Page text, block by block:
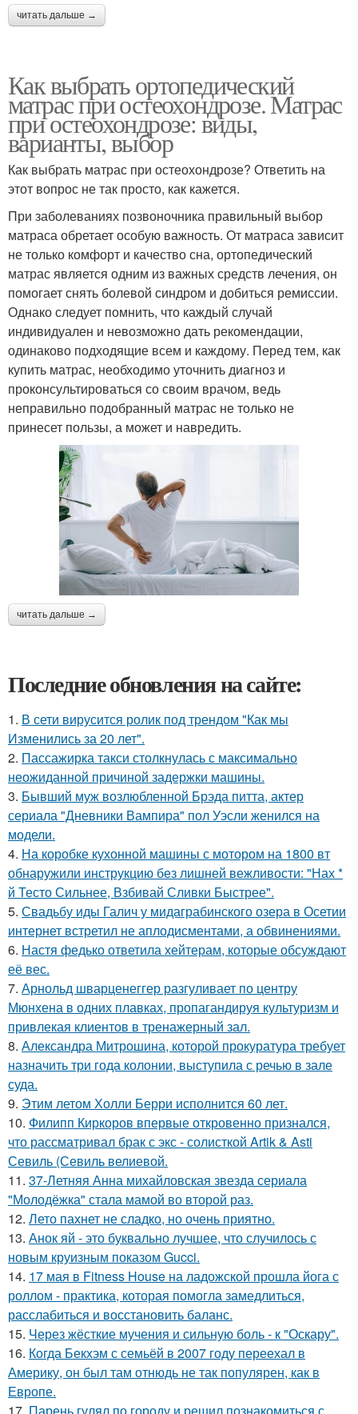
читать дальше →
Как выбрать ортопедический
матрас при остеохондрозе. Матрас
при остеохондрозе: виды,
варианты, выбор
Как выбрать матрас при остеохондрозе? Ответить на
этот вопрос не так просто, как кажется.
При заболеваниях позвоночника правильный выбор
матраса обретает особую важность. От матраса зависит
не только комфорт и качество сна, ортопедический
матрас является одним из важных средств лечения, он
помогает снять болевой синдром и добиться ремиссии.
Однако следует помнить, что каждый случай
индивидуален и невозможно дать рекомендации,
одинаково подходящие всем и каждому. Перед тем, как
купить матрас, необходимо уточнить диагноз и
проконсультироваться со своим врачом, ведь
неправильно подобранный матрас не только не
принесет пользы, а может и навредить.
читать дальше →
Последние обновления на сайте:
1. В сети вирусится ролик под трендом "Как мы
Изменились за 20 лет".
2. Пассажирка такси столкнулась с максимально
неожиданной причиной задержки машины.
3. Бывший муж возлюбленной Брэда питта, актер
сериала "Дневники Вампира" пол Уэсли женился на
модели.
4. На коробке кухонной машины с мотором на 1800 вт
обнаружили инструкцию без лишней вежливости: "Нах *
й Тесто Сильнее, Взбивай Сливки Быстрее".
5. Свадьбу иды Галич у мидаграбинского озера в Осетии
интернет встретил не аплодисментами, а обвинениями.
6. Настя федько ответила хейтерам, которые обсуждают
её вес.
7. Арнольд шварценеггер разгуливает по центру
Мюнхена в одних плавках, пропагандируя культуризм и
привлекая клиентов в тренажерный зал.
8. Александра Митрошина, которой прокуратура требует
назначить три года колонии, выступила с речью в зале
суда.
9. Этим летом Холли Берри исполнится 60 лет.
10. Филипп Киркоров впервые откровенно признался,
что рассматривал брак с экс - солисткой Artik & Asti
Севиль (Севиль велиевой.
11. 37-Летняя Анна михайловская звезда сериала
"Молодёжка" стала мамой во второй раз.
12. Лето пахнет не сладко, но очень приятно.
13. Анок яй - это буквально лучшее, что случилось с
новым круизным показом Gucci.
14. 17 мая в Fitness House на ладожской прошла йога с
роллом - практика, которая помогла замедлиться,
расслабиться и восстановить баланс.
15. Через жёсткие мучения и сильную боль - к "Оскару".
16. Когда Бекхэм с семьёй в 2007 году переехал в
Америку, он был там отнюдь не так популярен, как в
Европе.
17. Парень гулял по городу и решил познакомиться с